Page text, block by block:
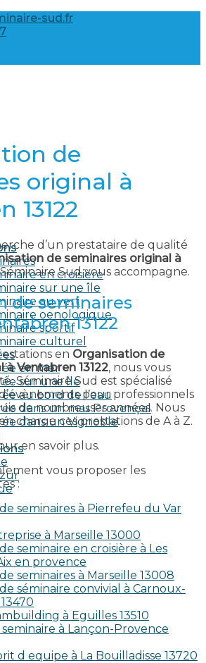
sud.fr
en croisière
sur une île
au vert
oenologique
sportif
culturel
en mer
sur une île
au bord de l’eau
dans un mas Provençal
dans un Vignoble
de
original à
13122
d’un prestataire de qualité
de seminaires original à
Sud vous accompagne.
de seminaires
13122
en Organisation de
Ventabren 13122, nous vous
Séminaire Sud est spécialisé
pour professionnels
de nombreuses années. Nous
charge ces prestations de A à Z.
en savoir plus.
vous proposer les
:
seminaires à Pierrefeu du Var
à Marseille 13000
seminaire en croisière à Les
en provence​
seminaires à Marseille 13008
séminaire convivial à Carnoux-
à Eguilles 13510
à Lançon-Provence
d equipe à La Bouilladisse 13720